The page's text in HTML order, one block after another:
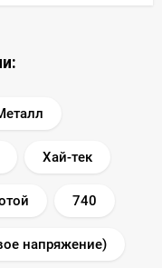
Хай-тек
740
напряжение)